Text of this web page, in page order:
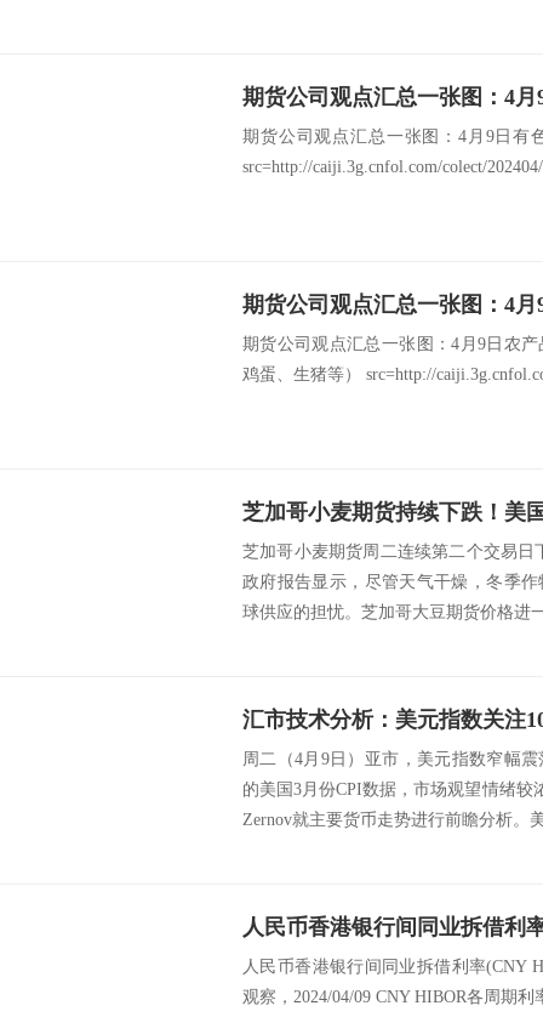
期货公司观点汇总一张图：4月9日有
src=http://caiji.3g.cnfol.com/colect/
期货公司观点汇总一张图：4月9日农
鸡蛋、生猪等） src=http://
芝加哥小麦期货周二连续第二个交易日
政府报告显示，尽管天气干燥，冬季
球供应的担忧。芝加哥大豆期货价格进
汇市技术分析：美元指数关注
周二（4月9日）亚市，美元指数窄幅
的美国3月份CPI数据，市场观望情绪
Zernov就主要货币走势进行前瞻分析。
人民币香港银行间同业拆借利率(CNY
观察，2024/04/09 CNY HIBOR各周期